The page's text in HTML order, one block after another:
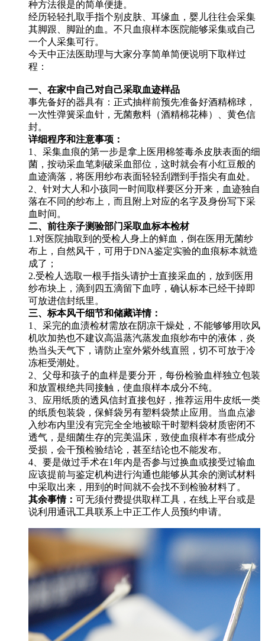
种方法很是的简单便捷。
经历轻轻扎取手指个别皮肤、耳缘血，婴儿往往会采集
其脚跟、脚趾的血。不只血痕样本医院能够采集或自己
一个人采集可行。
今天中正法医助理与大家分享简单简便说明下取样过
程：
一、在家中自己对自己采取血迹样品
事先备好的器具有：正式抽样前预先准备好酒精棉球，
一次性弹簧采血针，无菌敷料（酒精棉花棒）、黄色信
封。
详细程序和注意事项：
1、采集血痕的第一步是拿上医用棉签毒杀皮肤表面的细
菌，按动采血笔刺破采血部位，这时就会有小红豆般的
血迹滴落，将医用纱布表面轻轻刮蹭到手指尖有血处。
2、针对大人和小孩同一时间取样要区分开来，血迹独自
落在不同的纱布上，而且附上对应的名字及身份写下采
血时间。
二、前往亲子测验部门采取血标本检材
1.对医院抽取到的受检人身上的鲜血，倒在医用无菌纱
布上，自然风干，可用于DNA鉴定实验的血痕标本就造
成了；
2.受检人选取一根手指头请护士直接采血的，放到医用
纱布块上，滴到四五滴留下血哼，确认标本已经干掉即
可放进信封纸里。
三、标本风干细节和储藏详情：
1、采完的血渍检材需放在阴凉干燥处，不能够够用吹风
机吹加热也不建议高温蒸汽蒸发血痕纱布中的液体，炎
热当头天气下，请防止室外紫外线直照，切不可放于冷
冻柜受潮处。
2、父母和孩子的血样是要分开，每份检验血样独立包装
和放置根绝共同接触，使血痕样本成分不纯。
3、应用纸质的透风信封直接包好，推荐运用牛皮纸一类
的纸质包装袋，保鲜袋另有塑料袋禁止应用。当血点渗
入纱布内里没有完完全全地被晾干时塑料袋材质密闭不
透气，是细菌生存的完美温床，致使血痕样本有些成分
受损，会干预检验结论，甚至结论也不能发布。
4、要是做过手术在1年内是否参与过换血或接受过输血
应该提前与鉴定机构进行沟通也能够从其余的测试材料
中采取出来，用到的时间就不会找不到检验材料了。
其余事情： 可无须付费提供取样工具，在线上平台或是
说利用通讯工具联系上中正工作人员预约申请。